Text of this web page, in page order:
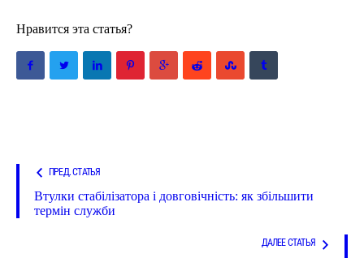
Нравится эта статья?
ПРЕД. СТАТЬЯ
Втулки стабілізатора і довговічність: як збільшити
термін служби
ДАЛЕЕ СТАТЬЯ